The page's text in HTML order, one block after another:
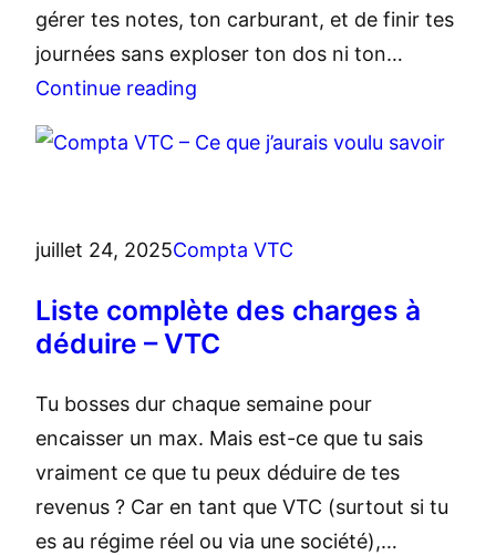
gérer tes notes, ton carburant, et de finir tes
journées sans exploser ton dos ni ton…
Continue reading
juillet 24, 2025Compta VTC
Liste complète des charges à
déduire – VTC
Tu bosses dur chaque semaine pour
encaisser un max. Mais est-ce que tu sais
vraiment ce que tu peux déduire de tes
revenus ? Car en tant que VTC (surtout si tu
es au régime réel ou via une société),…